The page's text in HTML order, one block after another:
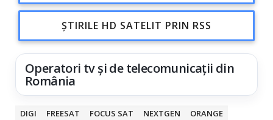
ȘTIRILE HD SATELIT PRIN RSS
Operatori tv și de telecomunicații din
România
DIGI FREESAT FOCUS SAT NEXTGEN
ORANGE